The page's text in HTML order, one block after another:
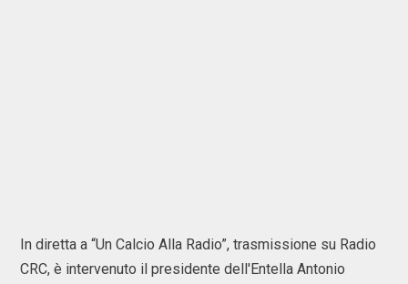
In diretta a “Un Calcio Alla Radio”, trasmissione su Radio
CRC, è intervenuto il presidente dell'Entella Antonio